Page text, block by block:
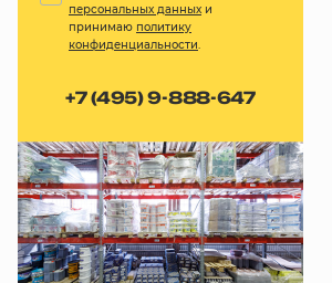
персональных данных и
принимаю политику
конфиденциальности.
+7 (495) 9-888-647